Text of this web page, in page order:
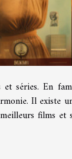
séries. En
Il existe
films et